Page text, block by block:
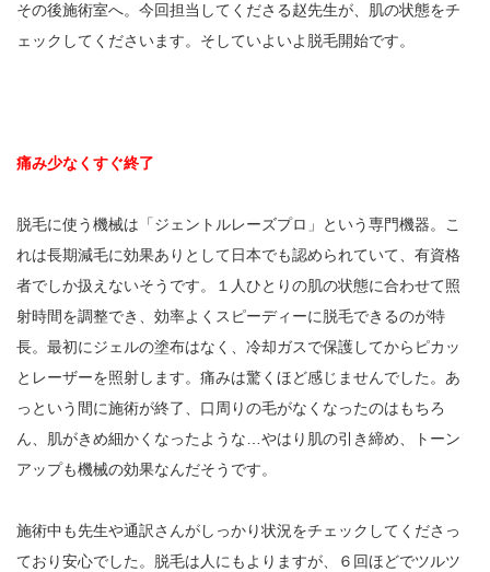
その後施術室へ。今回担当してくださる赵先生が、肌の状態をチ
ェックしてくださいます。そしていよいよ脱毛開始です。
痛み少なくすぐ終了
脱毛に使う機械は「ジェントルレーズプロ」という専門機器。こ
れは長期減毛に効果ありとして日本でも認められていて、有資格
者でしか扱えないそうです。１人ひとりの肌の状態に合わせて照
射時間を調整でき、効率よくスピーディーに脱毛できるのが特
長。最初にジェルの塗布はなく、冷却ガスで保護してからピカッ
とレーザーを照射します。痛みは驚くほど感じませんでした。あ
っという間に施術が終了、口周りの毛がなくなったのはもちろ
ん、肌がきめ細かくなったような…やはり肌の引き締め、トーン
アップも機械の効果なんだそうです。
施術中も先生や通訳さんがしっかり状況をチェックしてくださっ
ており安心でした。脱毛は人にもよりますが、６回ほどでツルツ